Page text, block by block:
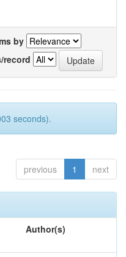
by
record
seconds).
previous 1 next
Author(s)